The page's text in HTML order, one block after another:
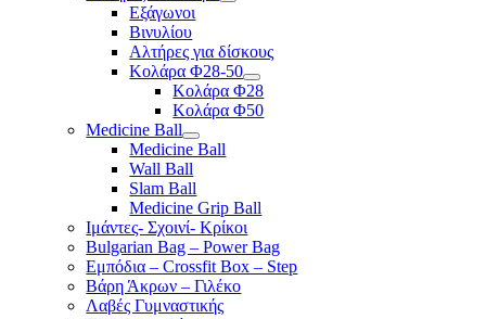
Εξάγωνοι
Βινυλίου
Αλτήρες για δίσκους
Κολάρα Φ28-50
Κολάρα Φ28
Κολάρα Φ50
Medicine Ball
Medicine Ball
Wall Ball
Slam Ball
Medicine Grip Ball
Ιμάντες- Σχοινί- Κρίκοι
Bulgarian Bag – Power Bag
Εμπόδια – Crossfit Box – Step
Βάρη Άκρων – Γιλέκο
Λαβές Γυμναστικής